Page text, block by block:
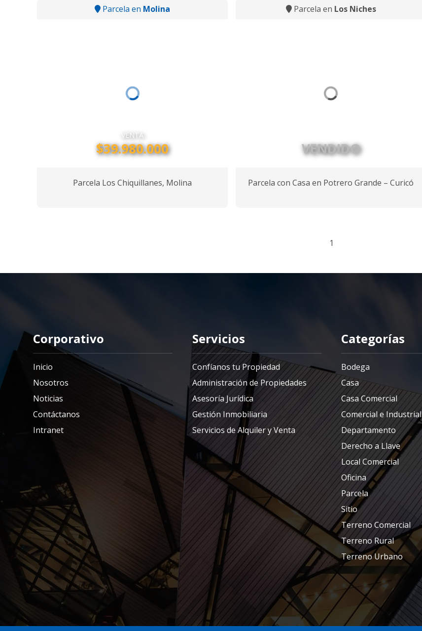
Parcela en Molina
VENTA
$39.980.000
Parcela Los Chiquillanes, Molina
Parcela en Los Niches
VENDIDO
Parcela con Casa en Potrero Grande – Curicó
1
Corporativo
Inicio
Nosotros
Noticias
Contáctanos
Intranet
Servicios
Confíanos tu Propiedad
Administración de Propiedades
Asesoría Jurídica
Gestión Inmobiliaria
Servicios de Alquiler y Venta
Categorías
Bodega
Casa
Casa Comercial
Comercial e Industrial
Departamento
Derecho a Llave
Local Comercial
Oficina
Parcela
Sitio
Terreno Comercial
Terreno Rural
Terreno Urbano